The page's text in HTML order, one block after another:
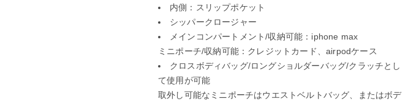
内側：スリップポケット
シッパークロージャー
メインコンパートメント/収納可能：iphone max
ミニポーチ/収納可能：クレジットカード、airpodケース
クロスボディバッグ/ロングショルダーバッグ/クラッチとし
て使用が可能
取外し可能なミニポーチはウエストベルトバッグ、またはボデ